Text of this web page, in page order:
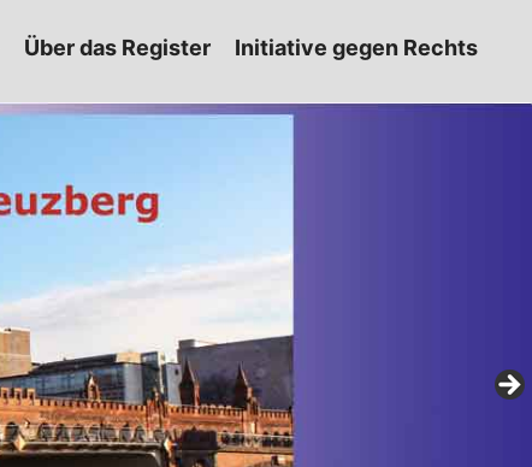
Über das Register Initiative gegen Rechts